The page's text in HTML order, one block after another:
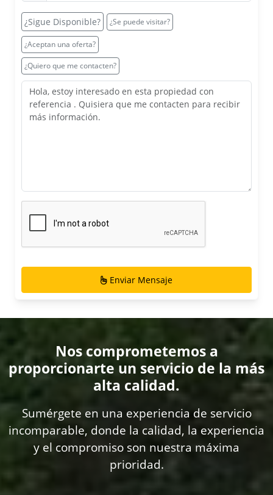
¿Sigue Disponible? ¿Se puede visitar?
¿Aceptan una oferta?
¿Quiero que me contacten?
Enviar Mensaje
Nos comprometemos a
proporcionarte un servicio de la más
alta calidad.
Sumérgete en una experiencia de servicio
incomparable, donde la calidad, la experiencia
y el compromiso son nuestra máxima
prioridad.